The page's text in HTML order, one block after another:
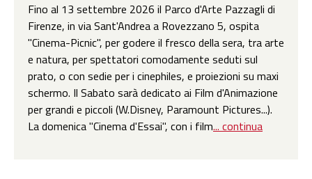
Fino al 13 settembre 2026 il Parco d'Arte Pazzagli di
Firenze, in via Sant'Andrea a Rovezzano 5, ospita
"Cinema-Picnic", per godere il fresco della sera, tra arte
e natura, per spettatori comodamente seduti sul
prato, o con sedie per i cinephiles, e proiezioni su maxi
schermo. Il Sabato sarà dedicato ai Film d'Animazione
per grandi e piccoli (W.Disney, Paramount Pictures...).
La domenica "Cinema d'Essai", con i film... continua